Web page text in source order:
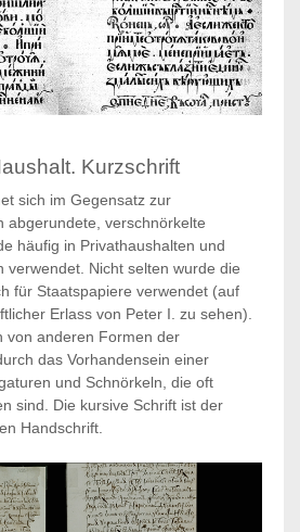
Kurzschrift
sich im Gegensatz zur
abgerundete, verschnörkelte
häufig in Privathaushalten und
verwendet. Nicht selten wurde die
für Staatspapiere verwendet (auf
Erlass von Peter I. zu sehen).
von anderen Formen der
das Vorhandensein einer
und Schnörkeln, die oft
sind. Die kursive Schrift ist der
Handschrift.